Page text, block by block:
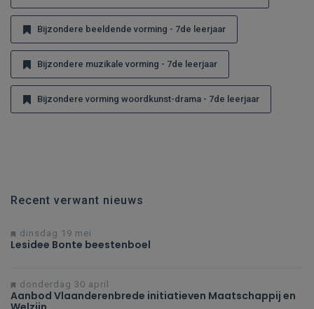
Bijzondere beeldende vorming - 7de leerjaar
Bijzondere muzikale vorming - 7de leerjaar
Bijzondere vorming woordkunst-drama - 7de leerjaar
Recent verwant nieuws
dinsdag 19 mei
Lesidee Bonte beestenboel
donderdag 30 april
Aanbod Vlaanderenbrede initiatieven Maatschappij en